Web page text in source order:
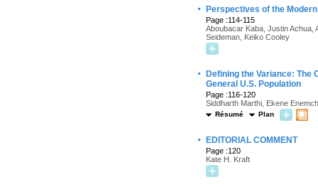
· Perspectives of the
Page :114-115
Aboubacar Kaba, Justin Achua,
Seideman, Keiko Cooley
·
Defining the Variance: The
General U.S. Population
Page :116-120
Siddharth Marthi, Ekene
Résumé Plan
· EDITORIAL COMMENT
Page :120
Kate H. Kraft